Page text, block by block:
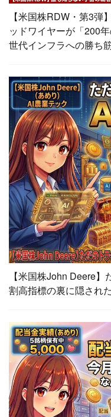
【米国株RDW・第3弾
ッドワイヤーが「200
世代インフラへの勝ち
【米国株John Deere】
割高指標の裏に隠され